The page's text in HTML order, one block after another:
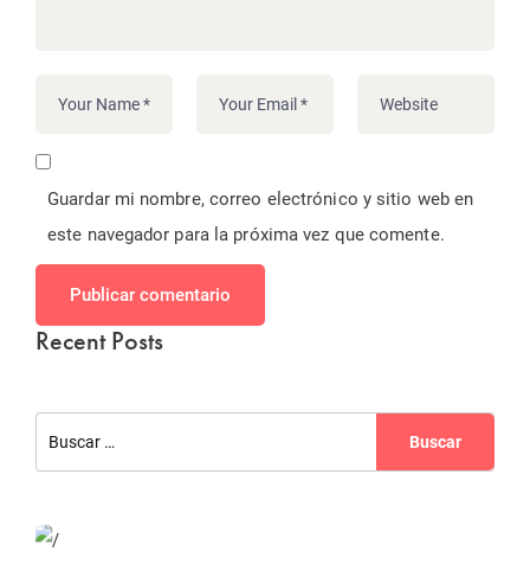
Guardar mi nombre, correo electrónico y sitio web en
este navegador para la próxima vez que comente.
Publicar comentario
Recent Posts